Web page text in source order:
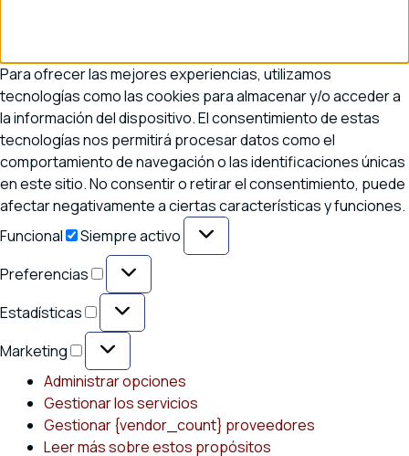
Para ofrecer las mejores experiencias, utilizamos
tecnologías como las cookies para almacenar y/o acceder a
la información del dispositivo. El consentimiento de estas
tecnologías nos permitirá procesar datos como el
comportamiento de navegación o las identificaciones únicas
en este sitio. No consentir o retirar el consentimiento, puede
afectar negativamente a ciertas características y funciones.
Funcional
Funcional
Siempre activo
Preferencias
Preferencias
Estadísticas Estadísticas
Marketing
Marketing
Administrar opciones
Gestionar los servicios
Gestionar {vendor_count} proveedores
Leer más sobre estos propósitos